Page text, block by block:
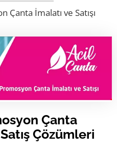
Modeller
Çanta İmalatı ve Satışı
Çanta
Çözümleri